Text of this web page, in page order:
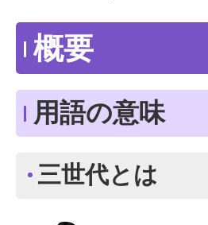
概要
用語の意味
三世代とは